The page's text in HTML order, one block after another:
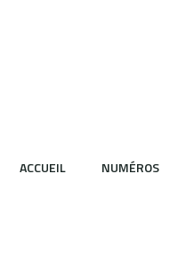
ACCUEIL NUMÉROS